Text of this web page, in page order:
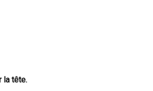
la tête.